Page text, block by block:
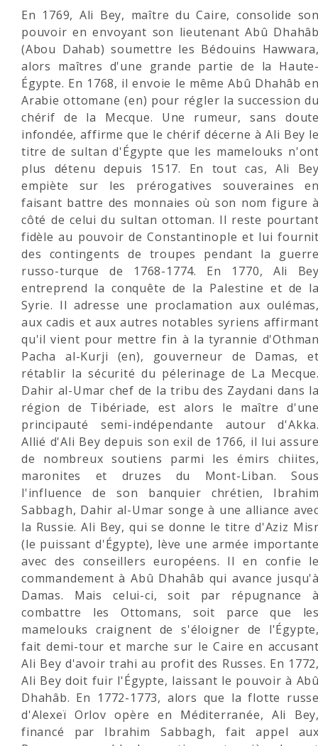
En 1769, Ali Bey, maître du Caire, consolide
pouvoir en envoyant son lieutenant Abû
(Abou Dahab) soumettre les Bédouins
alors maîtres d'une grande partie de la
Égypte. En 1768, il envoie le même Abû Dhahâb
Arabie ottomane (en) pour régler la succession
chérif de la Mecque. Une rumeur, sans
infondée, affirme que le chérif décerne à Ali Bey
titre de sultan d'Égypte que les mamelouks
plus détenu depuis 1517. En tout cas, Ali
empiète sur les prérogatives souveraines
faisant battre des monnaies où son nom figure
côté de celui du sultan ottoman. Il reste
fidèle au pouvoir de Constantinople et lui
des contingents de troupes pendant la
russo-turque de 1768-1774. En 1770, Ali
entreprend la conquête de la Palestine et de
Syrie. Il adresse une proclamation aux
aux cadis et aux autres notables syriens
qu'il vient pour mettre fin à la tyrannie
Pacha al-Kurji (en), gouverneur de Damas,
rétablir la sécurité du pélerinage de La
Dahir al-Umar chef de la tribu des Zaydani dans
région de Tibériade, est alors le maître
principauté semi-indépendante autour
Allié d'Ali Bey depuis son exil de 1766, il lui
de nombreux soutiens parmi les émirs
maronites et druzes du Mont-Liban.
l'influence de son banquier chrétien,
Sabbagh, Dahir al-Umar songe à une alliance
la Russie. Ali Bey, qui se donne le titre d'Aziz
(le puissant d'Égypte), lève une armée
avec des conseillers européens. Il en confie
commandement à Abû Dhahâb qui avance
Damas. Mais celui-ci, soit par répugnance
combattre les Ottomans, soit parce que
mamelouks craignent de s'éloigner de
fait demi-tour et marche sur le Caire en
Ali Bey d'avoir trahi au profit des Russes. En
Ali Bey doit fuir l'Égypte, laissant le pouvoir à
Dhahâb. En 1772-1773, alors que la flotte
d'Alexeï Orlov opère en Méditerranée, Ali
financé par Ibrahim Sabbagh, fait appel